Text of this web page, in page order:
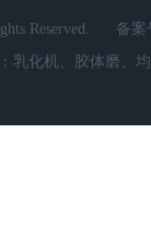
Reserved.
备案
乳化机、胶体磨